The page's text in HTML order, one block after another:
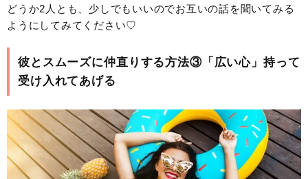
どうか2人とも、少しでもいいのでお互いの話を聞いてみる
ようにしてみてください♡
彼とスムーズに仲直りする方法③「広い心」持って
受け入れてあげる